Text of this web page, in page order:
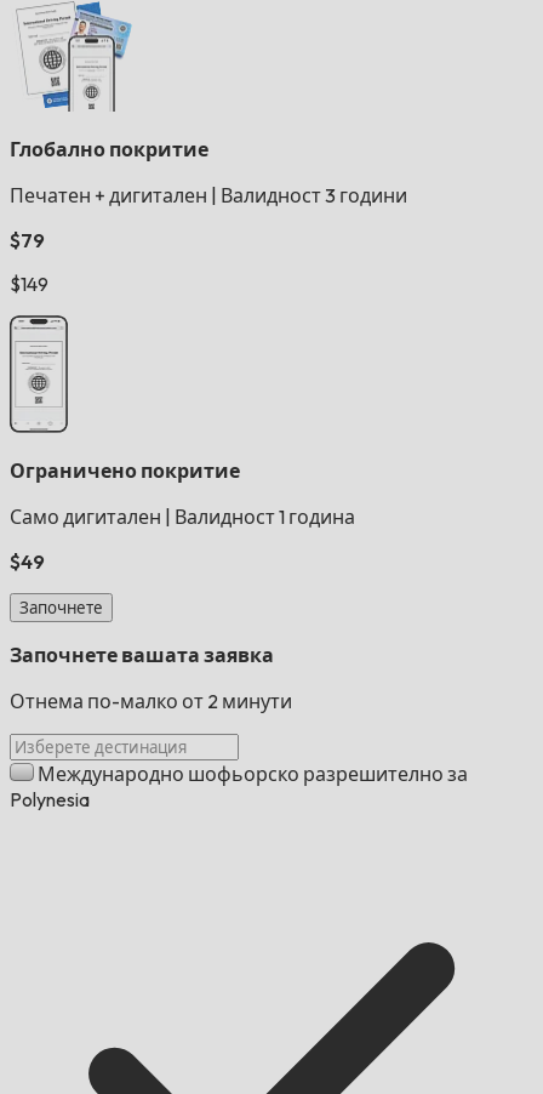
Глобално покритие
Печатен + дигитален
Валидност 3 години
$79
$149
Ограничено покритие
Само дигитален
Валидност 1 година
$49
Започнете
Започнете вашата заявка
Отнема по-малко от 2 минути
Международно шофьорско разрешително за
Polynesia